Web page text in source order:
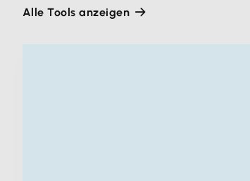
Alle Tools anzeigen